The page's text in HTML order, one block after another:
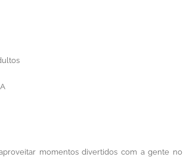
momentos divertidos com a gente no